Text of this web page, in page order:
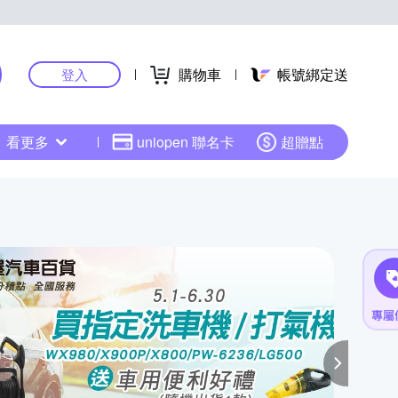
登入 購物車 帳號綁定送
看更多 uniopen 聯名卡 超贈點